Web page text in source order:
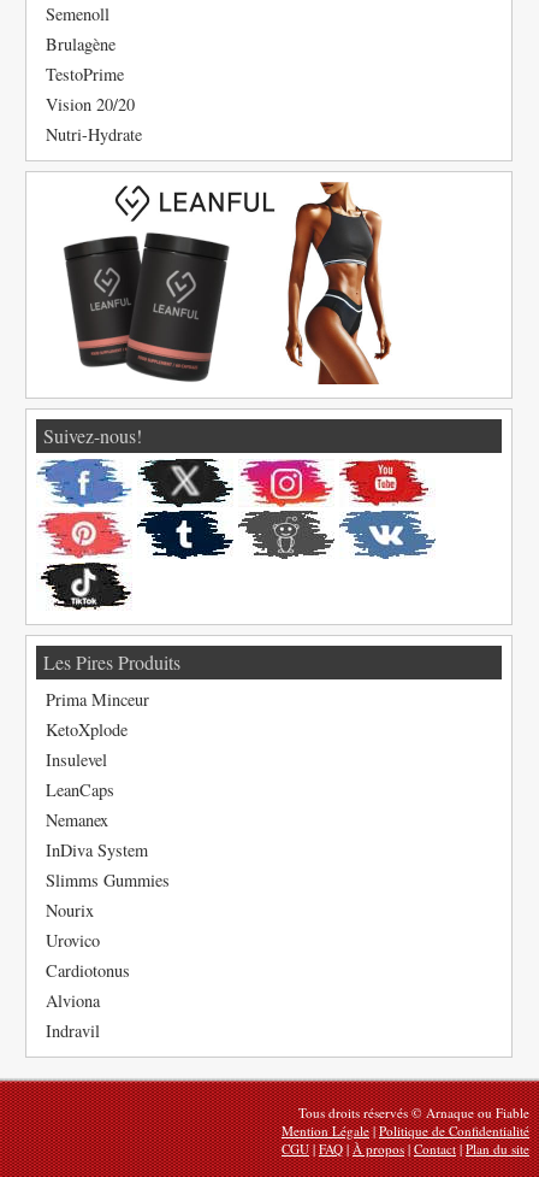
Semenoll
Brulagène
TestoPrime
Vision 20/20
Nutri-Hydrate
Suivez-nous!
Les Pires Produits
Prima Minceur
KetoXplode
Insulevel
LeanCaps
Nemanex
InDiva System
Slimms Gummies
Nourix
Urovico
Cardiotonus
Alviona
Indravil
Tous droits réservés © Arnaque ou Fiable
Mention Légale|Politique de Confidentialité
CGU|FAQ|À propos|Contact|Plan du site